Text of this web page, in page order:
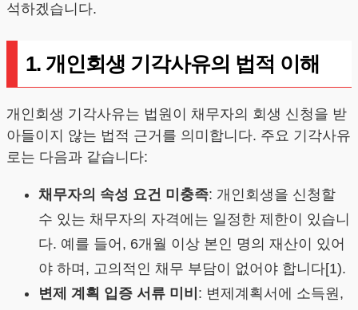
석하겠습니다.
1. 개인회생 기각사유의 법적 이해
개인회생 기각사유는 법원이 채무자의 회생 신청을 받
아들이지 않는 법적 근거를 의미합니다. 주요 기각사유
로는 다음과 같습니다:
채무자의 속성 요건 미충족: 개인회생을 신청할
수 있는 채무자의 자격에는 일정한 제한이 있습니
다. 예를 들어, 6개월 이상 본인 명의 재산이 있어
야 하며, 고의적인 채무 부담이 없어야 합니다[1).
변제 계획 입증 서류 미비 : 변제계획서에 소득원,